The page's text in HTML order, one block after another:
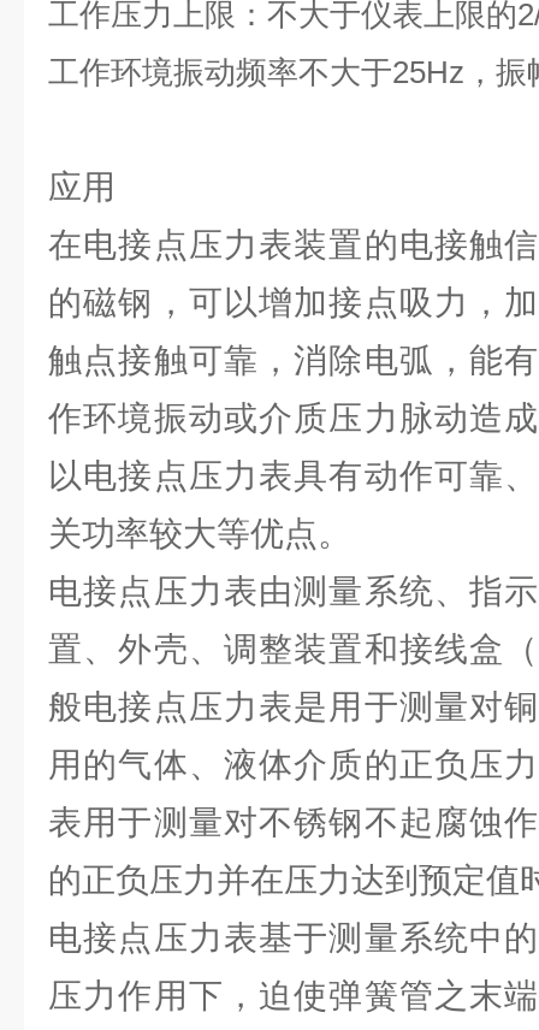
工作压力上限：不大于仪表上限的
工作环境振动频率不大于25Hz，振
应用
在电接点压力表装置的电接触
的磁钢，可以增加接点吸力，
触点接触可靠，消除电弧，能
作环境振动或介质压力脉动造
以电接点压力表具有动作可靠
关功率较大等优点。
电接点压力表由测量系统、指
置、外壳、调整装置和接线盒
般电接点压力表是用于测量对
用的气体、液体介质的正负压
表用于测量对不锈钢不起腐蚀
的正负压力并在压力达到预定值
电接点压力表基于测量系统中
压力作用下，迫使弹簧管之末